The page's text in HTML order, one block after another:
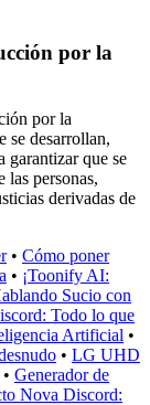
por la
por la
se desarrollan,
garantizar que se
las personas,
derivadas de
• Cómo poner
• ¡Toonify AI:
Sucio con
Todo lo que
Artificial •
• LG UHD
• Generador de
Nova Discord: